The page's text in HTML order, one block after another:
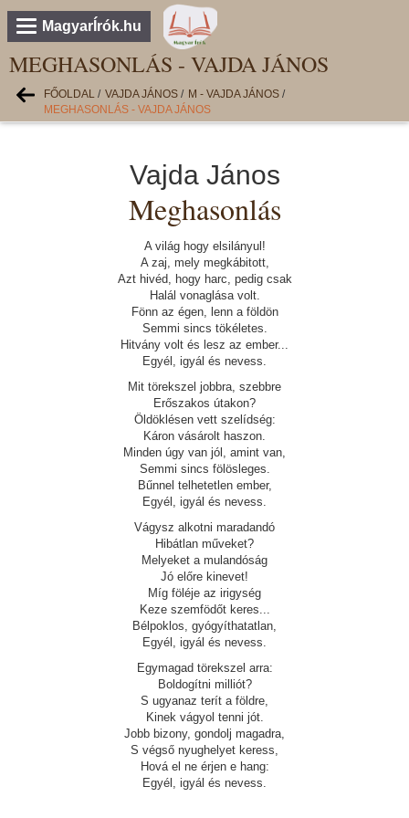
MagyarÍrók.hu
MEGHASONLÁS - VAJDA JÁNOS
FŐOLDAL / VAJDA JÁNOS / M - VAJDA JÁNOS /
MEGHASONLÁS - VAJDA JÁNOS
Vajda János
Meghasonlás
A világ hogy elsilányul!
A zaj, mely megkábitott,
Azt hivéd, hogy harc, pedig csak
Halál vonaglása volt.
Fönn az égen, lenn a földön
Semmi sincs tökéletes.
Hitvány volt és lesz az ember...
Egyél, igyál és nevess.
Mit törekszel jobbra, szebbre
Erőszakos útakon?
Öldöklésen vett szelídség:
Káron vásárolt haszon.
Minden úgy van jól, amint van,
Semmi sincs fölösleges.
Bűnnel telhetetlen ember,
Egyél, igyál és nevess.
Vágysz alkotni maradandó
Hibátlan műveket?
Melyeket a mulandóság
Jó előre kinevet!
Míg föléje az irigység
Keze szemfödőt keres...
Bélpoklos, gyógyíthatatlan,
Egyél, igyál és nevess.
Egymagad törekszel arra:
Boldogítni milliót?
S ugyanaz terít a földre,
Kinek vágyol tenni jót.
Jobb bizony, gondolj magadra,
S végső nyughelyet keress,
Hová el ne érjen e hang:
Egyél, igyál és nevess.